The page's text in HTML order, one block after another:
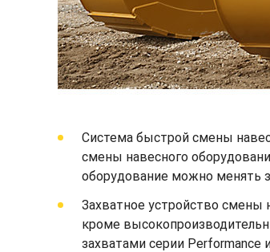
Система быстрой смены
смены навесного
оборудование можно менять
Захватное устройство смены
кроме
захватами серии